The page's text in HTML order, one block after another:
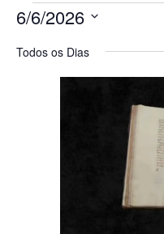
6/6/2026
a
data.
Todos os Dias